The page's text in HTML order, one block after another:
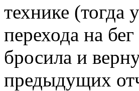
технике (тогда
перехода на
бросила и
предыдущих